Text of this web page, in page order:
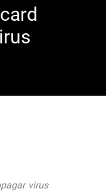
virus